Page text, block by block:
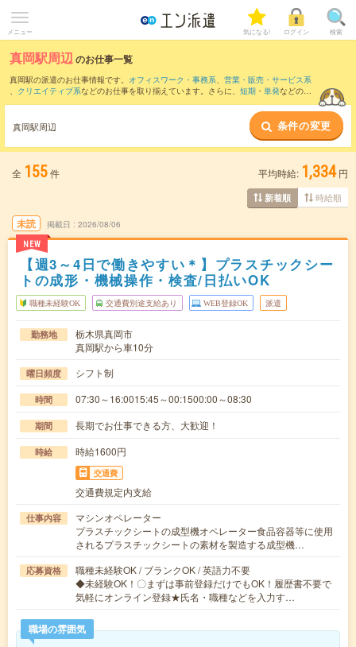
メニュー 気になる! ログイン 検索
真岡駅周辺のお仕事一覧
真岡駅の派遣のお仕事情報です。 オフィスワーク・事務系、 営業・販売・サービス系
、 クリエイティブ系などのお仕事を取り揃えています。さらに、 短期 ・ 単発などの期
また、久下田駅
など近隣駅のお仕事もご
確認いただけます。
真岡駅周辺 条件の変更
全 155件 平均時給: 1,334 円
新着順 時給順
未読
NEW
掲載日 2026/08/06
【週3～4日で働きやすい＊】プラスチックシー
トの成形・機械操作・検査/日払いOK
職種未経験OK 交通費別途支給あり WEB登録OK 派遣
勤務地
栃木県真岡市
真岡駅から車10分
曜日頻度 シフト制
時間 07:30～16:0015:45～00:1500:00～08:30
期間 長期でお仕事できる方、大歓迎！
時給 時給1600円
交通費
交通費規定内支給
仕事内容
マシンオペレーター
プラスチックシートの成型機オペレーター食品容器等に使用
されるプラスチックシートの素材を製造する成型機…
応募資格
職種未経験OK / ブランクOK / 英語力不要
◆未経験OK！〇まずは事前登録だけでもOK！履歴書不要で
気軽にオンライン登録★氏名・職種などを入力す…
職場の雰囲気